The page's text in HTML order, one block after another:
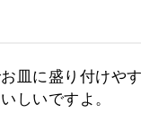
皿に盛り付けや
しいですよ。